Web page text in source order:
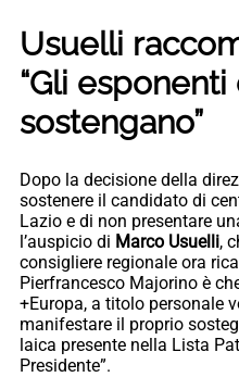
Usuelli
“Gli
sostengano”
Dopo la decisione della
sostenere il candidato di
Lazio e di non presentare
l’auspicio di Marco Usuelli,
consigliere regionale ora
Pierfrancesco Majorino è
+Europa, a titolo personale
manifestare il proprio
laica presente nella Lista
Presidente”.